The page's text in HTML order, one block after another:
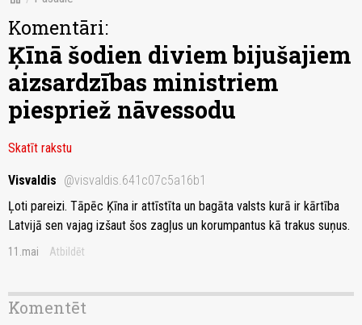
Komentāri:
Ķīnā šodien diviem bijušajiem
aizsardzības ministriem
piespriež nāvessodu
Skatīt rakstu
Visvaldis @visvaldis.641c07c5a16b1
Ļoti pareizi. Tāpēc Ķīna ir attīstīta un bagāta valsts kurā ir kārtība
Latvijā sen vajag izšaut šos zagļus un korumpantus kā trakus suņus.
11.mai Atbildēt
Komentēt